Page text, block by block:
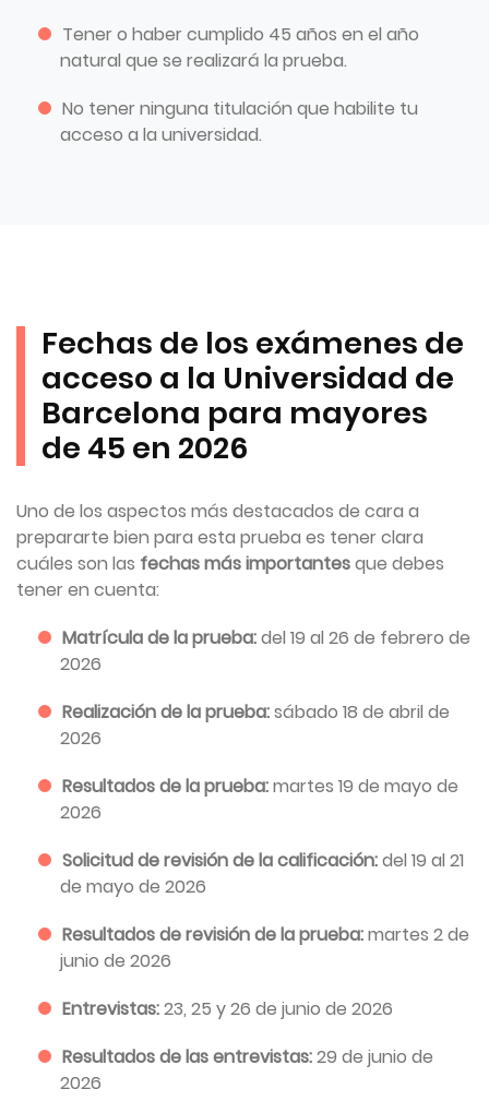
Tener o haber cumplido 45 años en el año
natural que se realizará la prueba.
No tener ninguna titulación que habilite tu
acceso a la universidad.
Fechas de los exámenes de
acceso a la Universidad de
Barcelona para mayores
de 45 en 2026
Uno de los aspectos más destacados de cara a
prepararte bien para esta prueba es tener clara
cuáles son las fechas más importantesque debes
tener en cuenta:
Matrícula de la prueba:del 19 al 26 de febrero de
2026
Realización de la prueba:sábado 18 de abril de
2026
Resultados de la prueba:martes 19 de mayo de
2026
Solicitud de revisión de la calificación:del 19 al 21
de mayo de 2026
Resultados de revisión de la prueba:martes 2 de
junio de 2026
Entrevistas:23, 25 y 26 de junio de 2026
Resultados de las entrevistas:29 de junio de
2026